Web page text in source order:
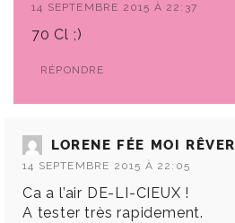
14 SEPTEMBRE 2015 À 22:37
70 Cl ;)
RÉPONDRE
LORENE FÉE MOI RÊVER
14 SEPTEMBRE 2015 À 22:05
Ca a l’air DE-LI-CIEUX !
A tester très rapidement.